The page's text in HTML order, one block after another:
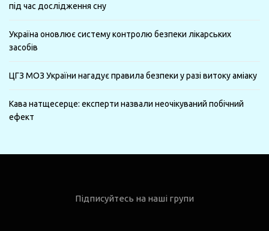
під час дослідження сну
Україна оновлює систему контролю безпеки лікарських
засобів
ЦГЗ МОЗ України нагадує правила безпеки у разі витоку аміаку
Кава натщесерце: експерти назвали неочікуваний побічний
ефект
Підписуйтесь на наші групи